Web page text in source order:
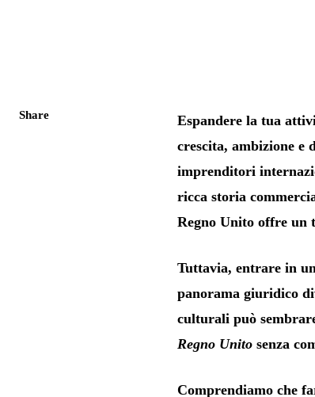
Share
Espandere la tua
crescita, ambizione e
imprenditori
ricca storia
Regno Unito offre un
Tuttavia, entrare in
panorama giuridico
culturali può
Regno Unito senza
Comprendiamo che